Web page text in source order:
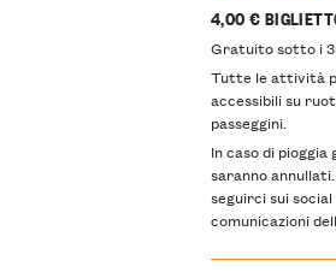
4,00 €
Gratuito sotto i 3
Tutte le attività
accessibili su
passeggini.
In caso di
saranno
seguirci sui
comunicazioni